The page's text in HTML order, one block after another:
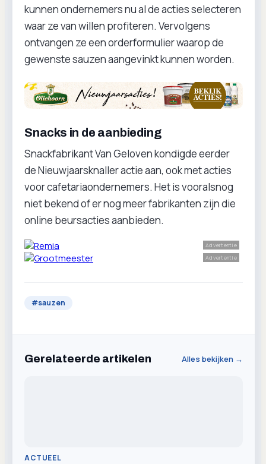
kunnen ondernemers nu al de acties selecteren
waar ze van willen profiteren. Vervolgens
ontvangen ze een orderformulier waarop de
gewenste sauzen aangevinkt kunnen worden.
Snacks in de aanbieding
Snackfabrikant Van Geloven kondigde eerder
de Nieuwjaarsknaller actie aan, ook met acties
voor cafetariaondernemers. Het is vooralsnog
niet bekend of er nog meer fabrikanten zijn die
online beursacties aanbieden.
Advertentie
Advertentie
#sauzen
Gerelateerde artikelen Alles bekijken →
ACTUEEL